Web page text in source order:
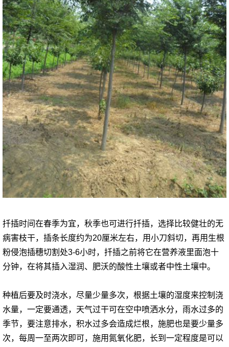
扦插时间在春季为宜，秋季也可进行扦插，选择比较健壮的无
病害枝干，插条长度约为20厘米左右，用小刀斜切，再用生根
粉侵泡插穗切割处3-6小时，扦插之前将它在营养液里面泡十
分钟，在将其插入湿润、肥沃的酸性土壤或者中性土壤中。
种植后要及时浇水，尽量少量多次，根据土壤的湿度来控制浇
水量，一定要通透，天气过干可在空中喷洒水分，雨水过多的
季节，要注意排水，积水过多会造成烂根，施肥也是要少量多
次，每周一至两次即可，施用氮氧化肥，长到一定程度是可以